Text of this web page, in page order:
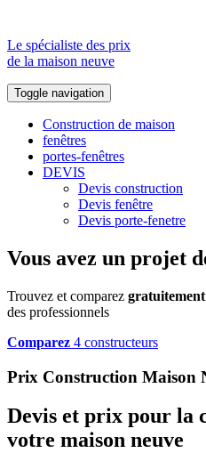
Le spécialiste des prix
de la maison neuve
Toggle navigation
Construction de maison
fenêtres
portes-fenêtres
DEVIS
Devis construction
Devis fenêtre
Devis porte-fenetre
Vous avez un projet
Trouvez et comparez gratuitement
des professionnels
Comparez 4 constructeurs
Prix Construction Maison
Devis et prix pour la
votre maison neuve